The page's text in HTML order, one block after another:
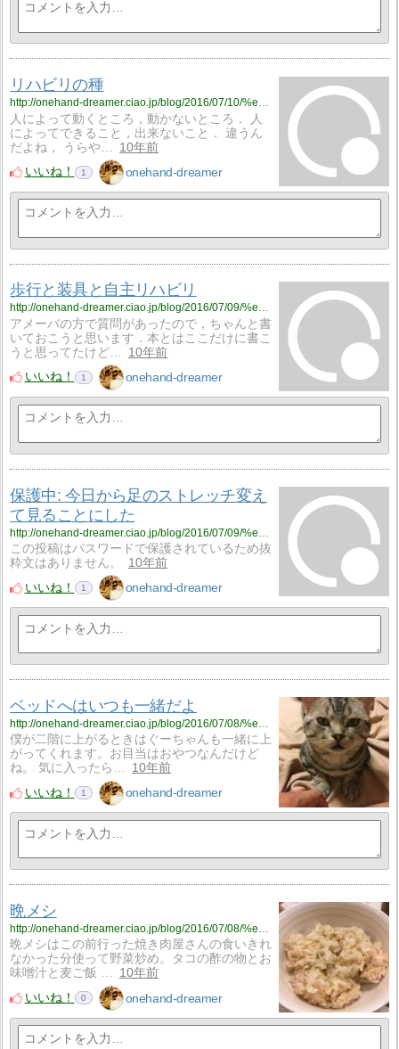
リハビリの種
http://onehand-dreamer.ciao.jp/blog/2016/07/10/%e3%83%aa%e3%83%8f%e3%83%93%e3%83%aa%e3%81%ae%e7%a8%ae/
人によって動くところ，動かないところ． 人
によってできること，出来ないこと． 違うん
だよね， うらや…
10年前
いいね！
1 onehand-dreamer
歩行と装具と自主リハビリ
http://onehand-dreamer.ciao.jp/blog/2016/07/09/%e6%ad%a9%e8%a1%8c%e3%81%a8%e8%a3%85%e5%85%b7%e3%81%a8%e8%87%aa%e4%b8%bb%e3%83%aa%e3%83%8f%e3%83%93%e3%83%aa/
アメーバの方で質問があったので，ちゃんと書
いておこうと思います．本とはここだけに書こ
うと思ってたけど…
10年前
いいね！
1 onehand-dreamer
保護中: 今日から足のストレッチ変え
て見ることにした
この投稿はパスワードで保護されているため抜
粋文はありません。
10年前
いいね！
1 onehand-dreamer
ベッドへはいつも一緒だよ
僕が二階に上がるときはぐーちゃんも一緒に上
がってくれます。お目当はおやつなんだけど
ね。 気に入ったら…
10年前
いいね！
1 onehand-dreamer
晩メシ
http://onehand-dreamer.ciao.jp/blog/2016/07/08/%e6%99%a9%e3%83%a1%e3%82%b7-4/
晩メシはこの前行った焼き肉屋さんの食いきれ
なかった分使って野菜炒め。タコの酢の物とお
味噌汁と麦ご飯 …
10年前
いいね！
0 onehand-dreamer